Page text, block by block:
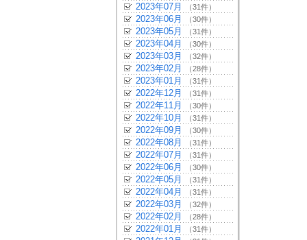
2023年07月 （31件）
2023年06月 （30件）
2023年05月 （31件）
2023年04月 （30件）
2023年03月 （32件）
2023年02月 （28件）
2023年01月 （31件）
2022年12月 （31件）
2022年11月 （30件）
2022年10月 （31件）
2022年09月 （30件）
2022年08月 （31件）
2022年07月 （31件）
2022年06月 （30件）
2022年05月 （31件）
2022年04月 （31件）
2022年03月 （32件）
2022年02月 （28件）
2022年01月 （31件）